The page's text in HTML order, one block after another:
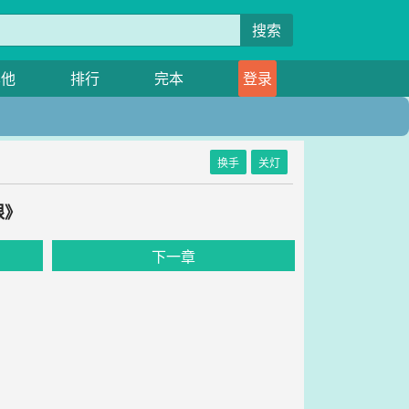
搜索
排行 完本 登录
换手 关灯
下一章